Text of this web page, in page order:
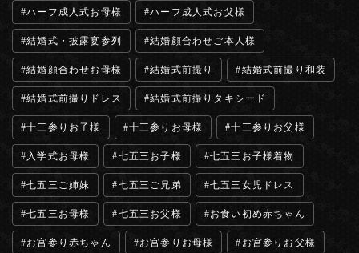
ハーフ成人式お母様 ハーフ成人式お父様
結婚式・披露宴参列 結婚顔合わせご本人様
結婚顔合わせお母様 結婚式前撮り 結婚式前撮り和装
結婚式前撮りドレス 結婚式前撮りタキシード
十三参りお子様 十三参りお母様 十三参りお父様
入学式お母様 七五三お子様 七五三お子様着物
七五三ご姉妹 七五三ご兄弟 七五三女児ドレス
七五三お母様 七五三お父様 お食い初め赤ちゃん
お宮参り赤ちゃん お宮参りお母様 お宮参りお父様